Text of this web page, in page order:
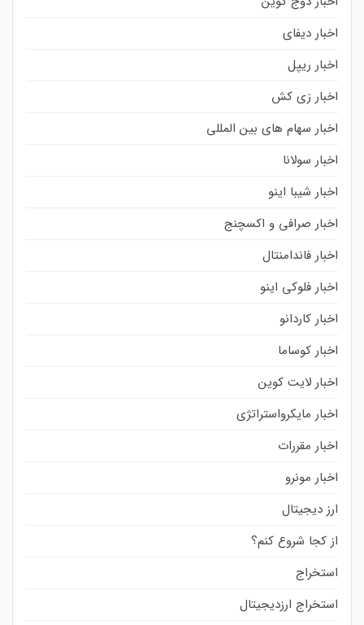
اخبار دیفای
اخبار ریپل
اخبار زی کش
اخبار سهام های بین المللی
اخبار سولانا
اخبار شیبا اینو
اخبار صرافی و اکسچنج
اخبار فاندامنتال
اخبار فلوکی اینو
اخبار کاردانو
اخبار کوساما
اخبار لایت کوین
اخبار مایکرواستراتژی
اخبار مقررات
اخبار مونرو
ارز دیجیتال
از کجا شروع کنم؟
استخراج
استخراج ارزدیجیتال